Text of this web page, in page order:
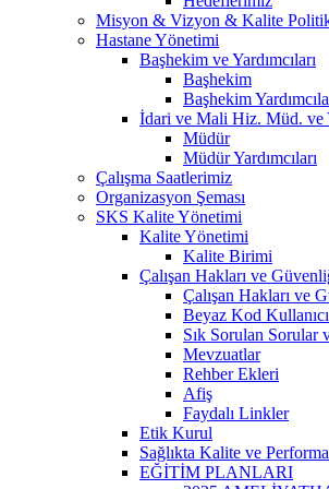
Misyon & Vizyon & Kalite
Hastane Yönetimi
Başhekim ve Yardımcıları
Başhekim
Başhekim
İdari ve Mali Hiz. Müd. ve
Müdür
Müdür Yardımcıları
Çalışma Saatlerimiz
Organizasyon Şeması
SKS Kalite Yönetimi
Kalite Yönetimi
Kalite Birimi
Çalışan Hakları ve
Çalışan Hakları ve
Beyaz Kod
Sık Sorulan Sorular
Mevzuatlar
Rehber Ekleri
Afiş
Faydalı Linkler
Etik Kurul
Sağlıkta Kalite ve
EĞİTİM PLANLARI